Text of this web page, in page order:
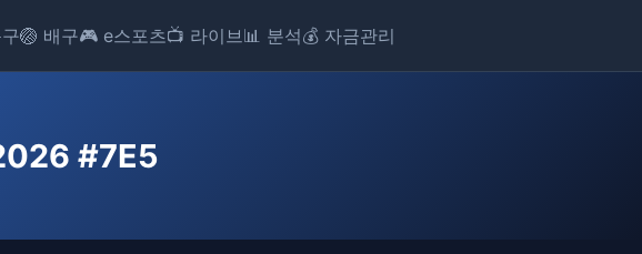
🏐 배구🎮 e스포츠📺 라이브📊 분석💰 자금관리
#7E5